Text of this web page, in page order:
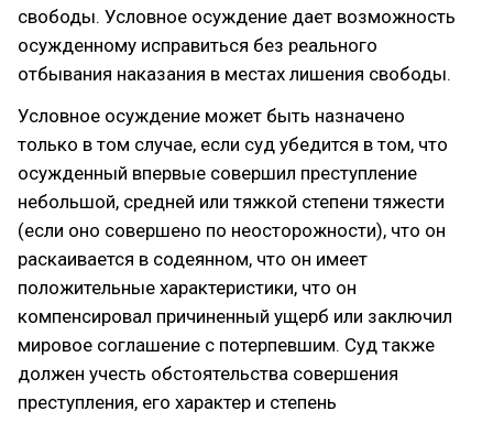
свободы. Условное осуждение дает возможность
осужденному исправиться без реального
отбывания наказания в местах лишения свободы.
Условное осуждение может быть назначено
только в том случае, если суд убедится в том, что
осужденный впервые совершил преступление
небольшой, средней или тяжкой степени тяжести
(если оно совершено по неосторожности), что он
раскаивается в содеянном, что он имеет
положительные характеристики, что он
компенсировал причиненный ущерб или заключил
мировое соглашение с потерпевшим. Суд также
должен учесть обстоятельства совершения
преступления, его характер и степень